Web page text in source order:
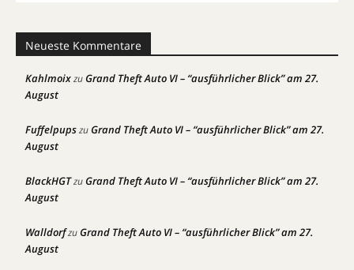
Neueste Kommentare
KahlmoixzuGrand Theft Auto VI – “ausführlicher Blick” am 27.
August
FuffelpupszuGrand Theft Auto VI – “ausführlicher Blick” am 27.
August
BlackHGTzuGrand Theft Auto VI – “ausführlicher Blick” am 27.
August
WalldorfzuGrand Theft Auto VI – “ausführlicher Blick” am 27.
August